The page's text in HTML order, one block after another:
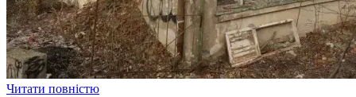
Читати повністю